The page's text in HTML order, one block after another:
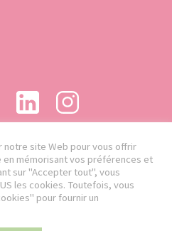
notre site Web pour vous offrir
mémorisant vos préférences et
sur "Accepter tout", vous
les cookies. Toutefois, vous
pour fournir un